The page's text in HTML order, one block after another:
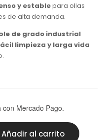
y establepara ollas
de alta demanda.
de grado industrial
limpieza y larga vida
con Mercado Pago.
Añadir al carrito